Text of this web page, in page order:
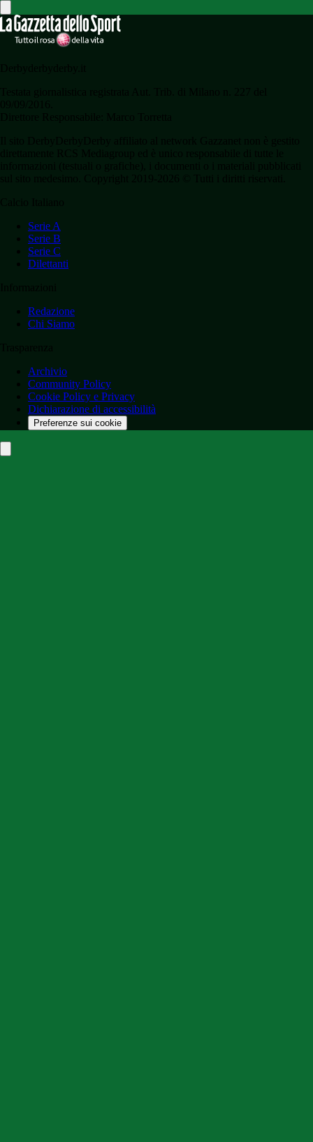
Serie A
Serie B
Serie C
Dilettanti
Redazione
Chi Siamo
Archivio
Community Policy
Cookie Policy e Privacy
Dichiarazione di accessibilità
Preferenze sui cookie